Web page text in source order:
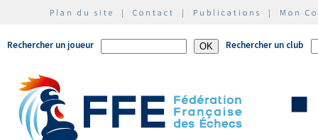
Plan du site | Contact | Publications | Mon
Rechercher un joueur Rechercher un club